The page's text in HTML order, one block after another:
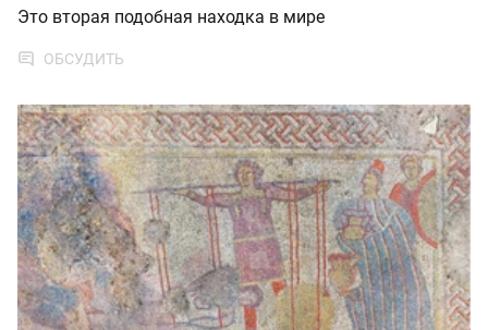
Это вторая подобная находка в мире
ОБСУДИТЬ